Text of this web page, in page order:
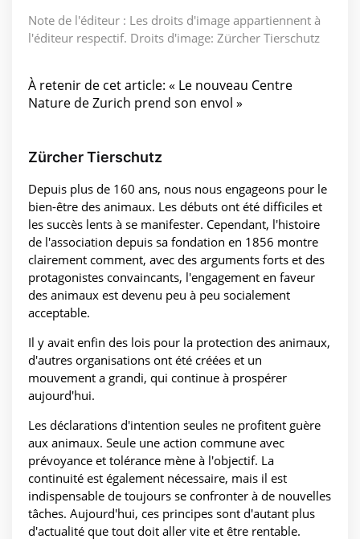
Note de l'éditeur : Les droits d'image appartiennent à
l'éditeur respectif. Droits d'image: Zürcher Tierschutz
À retenir de cet article: « Le nouveau Centre
Nature de Zurich prend son envol »
Zürcher Tierschutz
Depuis plus de 160 ans, nous nous engageons pour le
bien-être des animaux. Les débuts ont été difficiles et
les succès lents à se manifester. Cependant, l'histoire
de l'association depuis sa fondation en 1856 montre
clairement comment, avec des arguments forts et des
protagonistes convaincants, l'engagement en faveur
des animaux est devenu peu à peu socialement
acceptable.
Il y avait enfin des lois pour la protection des animaux,
d'autres organisations ont été créées et un
mouvement a grandi, qui continue à prospérer
aujourd'hui.
Les déclarations d'intention seules ne profitent guère
aux animaux. Seule une action commune avec
prévoyance et tolérance mène à l'objectif. La
continuité est également nécessaire, mais il est
indispensable de toujours se confronter à de nouvelles
tâches. Aujourd'hui, ces principes sont d'autant plus
d'actualité que tout doit aller vite et être rentable.